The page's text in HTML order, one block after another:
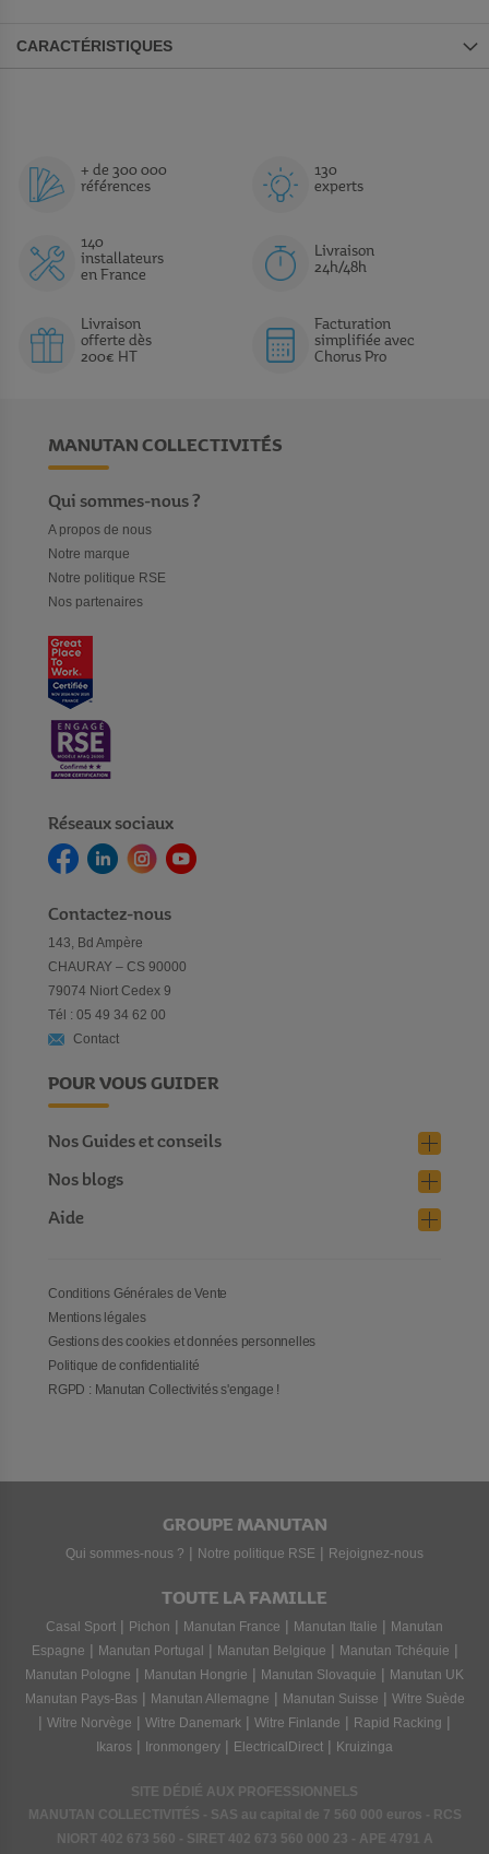
CARACTÉRISTIQUES
+ de 300 000
références
130
experts
140
installateurs
en France
Livraison
24h/48h
Livraison
offerte dès
200€ HT
Facturation
simplifiée avec
Chorus Pro
MANUTAN COLLECTIVITÉS
Qui sommes-nous ?
A propos de nous
Notre marque
Notre politique RSE
Nos partenaires
Réseaux sociaux
Contactez-nous
143, Bd Ampère
CHAURAY – CS 90000
79074 Niort Cedex 9
Tél : 05 49 34 62 00
Contact
POUR VOUS GUIDER
Nos Guides et conseils
Nos blogs
Aide
Conditions Générales de Vente
Mentions légales
Gestions des cookies et données personnelles
Politique de confidentialité
RGPD : Manutan Collectivités s'engage !
GROUPE MANUTAN
Qui sommes-nous ? | Notre politique RSE | Rejoignez-nous
TOUTE LA FAMILLE
Casal Sport | Pichon | Manutan France | Manutan Italie | Manutan
Espagne | Manutan Portugal | Manutan Belgique | Manutan Tchéquie |
Manutan Pologne | Manutan Hongrie | Manutan Slovaquie | Manutan UK
Manutan Pays-Bas | Manutan Allemagne | Manutan Suisse | Witre Suède
| Witre Norvège | Witre Danemark | Witre Finlande | Rapid Racking |
Ikaros | Ironmongery | ElectricalDirect | Kruizinga
SITE DÉDIÉ AUX PROFESSIONNELS
MANUTAN COLLECTIVITÉS - SAS au capital de 7 560 000 euros - RCS
NIORT 402 673 560 - SIRET 402 673 560 000 23 - APE 4791 A